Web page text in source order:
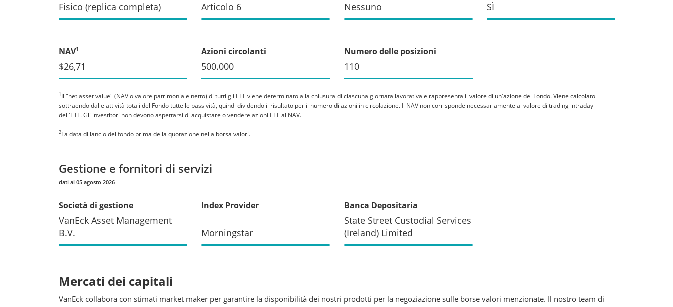
Fisico (replica completa) Articolo 6 Nessuno SÌ
NAV1
$26,71
Azioni circolanti
500.000
Numero delle posizioni
110
1Il "net asset value" (NAV o valore patrimoniale netto) di tutti gli ETF viene determinato alla chiusura di ciascuna giornata lavorativa e rappresenta il valore di un'azione del Fondo. Viene calcolato
sottraendo dalle attività totali del Fondo tutte le passività, quindi dividendo il risultato per il numero di azioni in circolazione. Il NAV non corrisponde necessariamente al valore di trading intraday
dell'ETF. Gli investitori non devono aspettarsi di acquistare o vendere azioni ETF al NAV.
2La data di lancio del fondo prima della quotazione nella borsa valori.
Gestione e fornitori di servizi
dati al 05 agosto 2026
Società di gestione
VanEck Asset Management
B.V.
Index Provider
Morningstar
Banca Depositaria
State Street Custodial Services
(Ireland) Limited
Mercati dei capitali
VanEck collabora con stimati market maker per garantire la disponibilità dei nostri prodotti per la negoziazione sulle borse valori menzionate. Il nostro team di